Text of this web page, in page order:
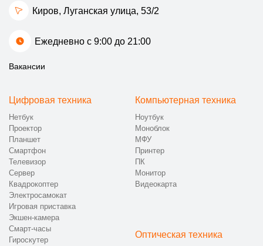
Киров, Луганская улица, 53/2
Ежедневно с 9:00 до 21:00
Вакансии
Цифровая техника
Нетбук
Проектор
Планшет
Смартфон
Телевизор
Сервер
Квадрокоптер
Электросамокат
Игровая приставка
Экшен-камера
Смарт-часы
Гироскутер
Компьютерная техника
Ноутбук
Моноблок
МФУ
Принтер
ПК
Монитор
Видеокарта
Оптическая техника